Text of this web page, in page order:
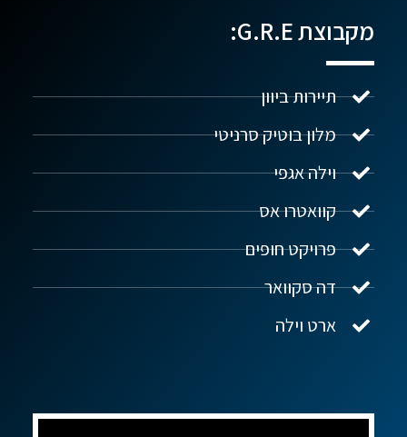
מקבוצת G.R.E:
תיירות ביוון
מלון בוטיק סרניטי
וילה אגפי
קוואטרו אס
פרויקט חופים
דה סקוואר
ארט וילה
נדל"ן ביוון G.R.E
שלום! איך אפשר לעזור?